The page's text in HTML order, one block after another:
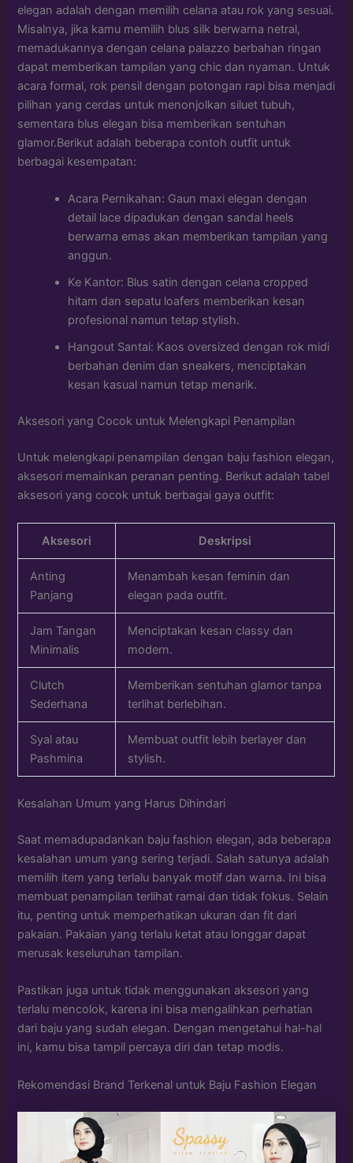
elegan adalah dengan memilih celana atau rok yang sesuai.
Misalnya, jika kamu memilih blus silk berwarna netral,
memadukannya dengan celana palazzo berbahan ringan
dapat memberikan tampilan yang chic dan nyaman. Untuk
acara formal, rok pensil dengan potongan rapi bisa menjadi
pilihan yang cerdas untuk menonjolkan siluet tubuh,
sementara blus elegan bisa memberikan sentuhan
glamor.Berikut adalah beberapa contoh outfit untuk
berbagai kesempatan:
Acara Pernikahan: Gaun maxi elegan dengan
detail lace dipadukan dengan sandal heels
berwarna emas akan memberikan tampilan yang
anggun.
Ke Kantor: Blus satin dengan celana cropped
hitam dan sepatu loafers memberikan kesan
profesional namun tetap stylish.
Hangout Santai: Kaos oversized dengan rok midi
berbahan denim dan sneakers, menciptakan
kesan kasual namun tetap menarik.
Aksesori yang Cocok untuk Melengkapi Penampilan
Untuk melengkapi penampilan dengan baju fashion elegan,
aksesori memainkan peranan penting. Berikut adalah tabel
aksesori yang cocok untuk berbagai gaya outfit:
Aksesori Deskripsi
Anting
Panjang
Menambah kesan feminin dan
elegan pada outfit.
Jam Tangan
Minimalis
Menciptakan kesan classy dan
modern.
Clutch
Sederhana
Memberikan sentuhan glamor tanpa
terlihat berlebihan.
Syal atau
Pashmina
Membuat outfit lebih berlayer dan
stylish.
Kesalahan Umum yang Harus Dihindari
Saat memadupadankan baju fashion elegan, ada beberapa
kesalahan umum yang sering terjadi. Salah satunya adalah
memilih item yang terlalu banyak motif dan warna. Ini bisa
membuat penampilan terlihat ramai dan tidak fokus. Selain
itu, penting untuk memperhatikan ukuran dan fit dari
pakaian. Pakaian yang terlalu ketat atau longgar dapat
merusak keseluruhan tampilan.
Pastikan juga untuk tidak menggunakan aksesori yang
terlalu mencolok, karena ini bisa mengalihkan perhatian
dari baju yang sudah elegan. Dengan mengetahui hal-hal
ini, kamu bisa tampil percaya diri dan tetap modis.
Rekomendasi Brand Terkenal untuk Baju Fashion Elegan